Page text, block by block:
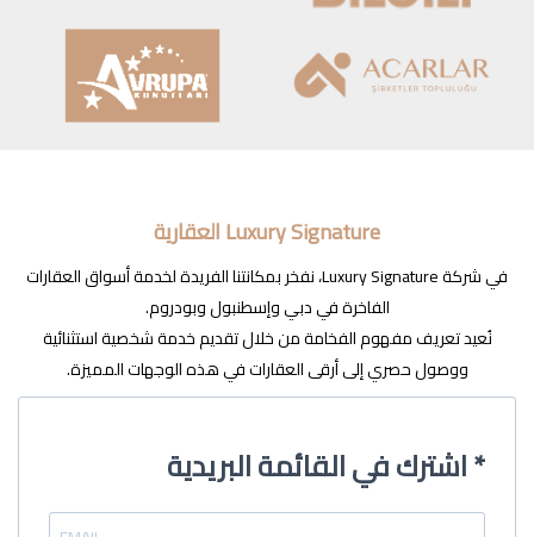
Luxury Signature العقارية
في شركة Luxury Signature، نفخر بمكانتنا الفريدة لخدمة أسواق العقارات
الفاخرة في دبي وإسطنبول وبودروم.
نُعيد تعريف مفهوم الفخامة من خلال تقديم خدمة شخصية استثنائية
ووصول حصري إلى أرقى العقارات في هذه الوجهات المميزة.
اشترك في القائمة البريدية *